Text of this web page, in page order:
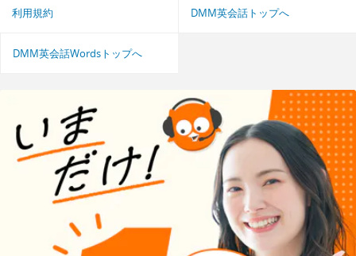
利用規約 DMM英会話トップへ
DMM英会話Wordsトップへ